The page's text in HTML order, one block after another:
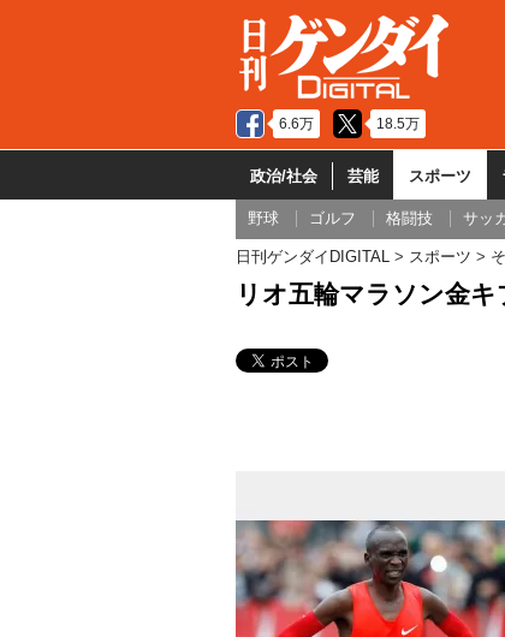
6.6万 18.5万
政治/社会 芸能 スポーツ
野球 ゴルフ 格闘技 サッ
日刊ゲンダイDIGITAL スポーツ
リオ五輪マラソン金